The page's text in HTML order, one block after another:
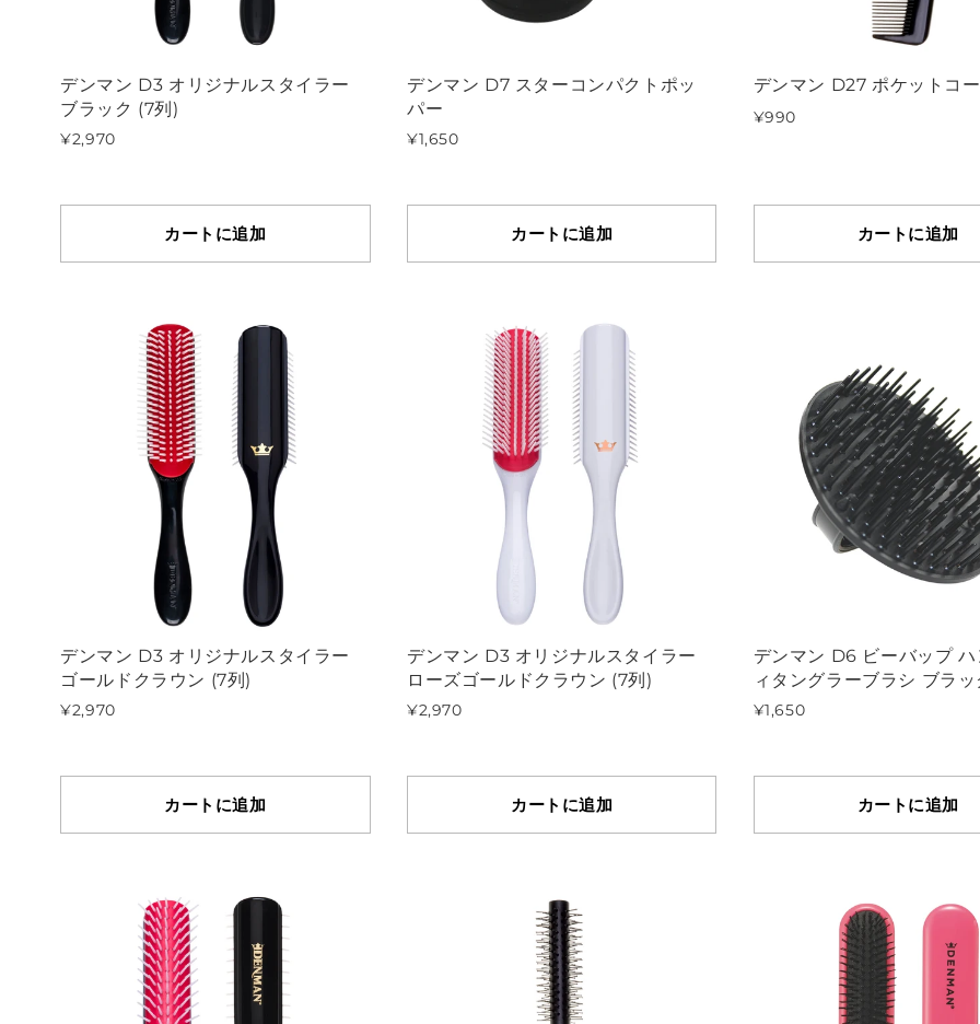
デンマン D3 オリジナルスタイラー
ブラック (7列)
¥2,970
カートに追加
デンマン D7 スターコンパクトポッ
パー
¥1,650
カートに追加
デンマン D27 ポケットコ
¥990
カートに追加
デンマン D3 オリジナルスタイラー
ゴールドクラウン (7列)
¥2,970
カートに追加
デンマン D3 オリジナルスタイラー
ローズゴールドクラウン (7列)
¥2,970
カートに追加
デンマン D6 ビーバップ
ィタングラーブラシ ブラッ
¥1,650
カートに追加